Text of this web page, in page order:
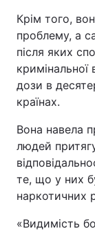
Крім того,
проблему, а
після яких
кримінальної
дози в
країнах.
Вона навела
людей
те, що у них
наркотичних
«Видимість